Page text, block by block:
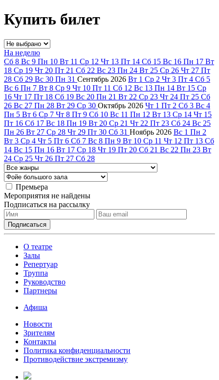
Купить билет
На неделю
Сб 8 Вс 9 Пн 10 Вт 11 Ср 12 Чт 13 Пт 14 Сб 15 Вс 16 Пн 17 Вт
18 Ср 19 Чт 20 Пт 21 Сб 22 Вс 23 Пн 24 Вт 25 Ср 26 Чт 27 Пт
28 Сб 29 Вс 30 Пн 31 Сентябрь 2026 Вт 1 Ср 2 Чт 3 Пт 4 Сб 5
Вс 6 Пн 7 Вт 8 Ср 9 Чт 10 Пт 11 Сб 12 Вс 13 Пн 14 Вт 15 Ср
16 Чт 17 Пт 18 Сб 19 Вс 20 Пн 21 Вт 22 Ср 23 Чт 24 Пт 25 Сб
26 Вс 27 Пн 28 Вт 29 Ср 30 Октябрь 2026 Чт 1 Пт 2 Сб 3 Вс 4
Пн 5 Вт 6 Ср 7 Чт 8 Пт 9 Сб 10 Вс 11 Пн 12 Вт 13 Ср 14 Чт 15
Пт 16 Сб 17 Вс 18 Пн 19 Вт 20 Ср 21 Чт 22 Пт 23 Сб 24 Вс 25
Пн 26 Вт 27 Ср 28 Чт 29 Пт 30 Сб 31 Ноябрь 2026 Вс 1 Пн 2
Вт 3 Ср 4 Чт 5 Пт 6 Сб 7 Вс 8 Пн 9 Вт 10 Ср 11 Чт 12 Пт 13 Сб
14 Вс 15 Пн 16 Вт 17 Ср 18 Чт 19 Пт 20 Сб 21 Вс 22 Пн 23 Вт
24 Ср 25 Чт 26 Пт 27 Сб 28
Премьера
Мероприятия не найдены
Подписаться на рассылку
О театре
Залы
Репертуар
Труппа
Руководство
Партнеры
Афиша
Новости
Зрителям
Контакты
Политика конфиденциальности
Противодействие экстремизму